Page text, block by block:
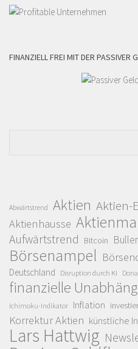
FINANZIELL FREI MIT DER PASSIVER
Abwärtstrend Aktien Aktien-
Aktienhausse
Aufwärtstrend Bitcoin
Börsenampel
Deutschland Disruption durch KI
finanzielle
Ichimoku-Indikator Inflation
Korrektur Aktien künstliche
Lars Hattwig